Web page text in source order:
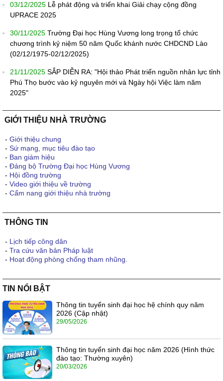
03/12/2025 Lễ phát động và triển khai Giải chạy cộng đồng
UPRACE 2025
30/11/2025 Trường Đại học Hùng Vương long trọng tổ chức
chương trình kỷ niệm 50 năm Quốc khánh nước CHDCND Lào
(02/12/1975-02/12/2025)
21/11/2025 SẮP DIỄN RA: "Hội thảo Phát triển nguồn nhân lực tỉnh
Phú Thọ bước vào kỷ nguyên mới và Ngày hội Việc làm năm
2025"
GIỚI THIỆU NHÀ TRƯỜNG
- Giới thiệu chung
- Sứ mạng, mục tiêu đào tạo
- Ban giám hiệu
- Đảng bộ Trường Đại học Hùng Vương
- Hội đồng trường
- Video giới thiệu về trường
- Cẩm nang giới thiệu nhà trường
THÔNG TIN
- Lịch tiếp công dân
- Tra cứu văn bản Pháp luật
- Hoạt động phòng chống tham nhũng.
TIN NỔI BẬT
Thông tin tuyển sinh đại học hệ chính quy năm
2026 (Cập nhật)
29/05/2026
Thông tin tuyển sinh đại học năm 2026 (Hình thức
đào tạo: Thường xuyên)
20/03/2026